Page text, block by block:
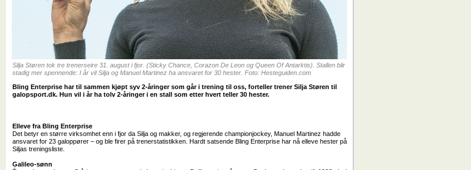
Silja Støren tok tre trenerseire 31. august i fjor. (Sticky Chance, Corazon De Leon og Queen Of Antarktis). Stallen blir
stadig mer spennende: I år vil Silja og Manuel Martinez ha ansvaret for 30 hester. Foto: Hesteguiden.com
Bling Enterprise har til sammen kjøpt syv 2-åringer som går i trening til oss, forteller trener Silja Støren til
galopsport.dk. Hun vil i år ha tolv 2-åringer i en stall som etter hvert teller 30 hester.
Elleve fra Bling Enterprise
Det betyr en større virksomhet enn i fjor da Silja og makker, og regjerende championjockey, Manuel Martinez hadde
ansvaret for 23 galoppører – og ble firer på trenerstatistikken. Hardt satsende Bling Enterprise har nå elleve hester på
Siljas treningsliste.
Galileo-sønn